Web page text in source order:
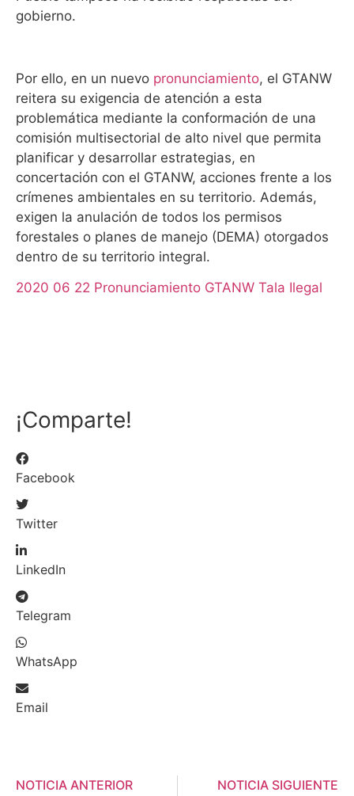
gobierno.
Por ello, en un nuevo pronunciamiento, el GTANW
reitera su exigencia de atención a esta
problemática mediante la conformación de una
comisión multisectorial de alto nivel que permita
planificar y desarrollar estrategias, en
concertación con el GTANW, acciones frente a los
crímenes ambientales en su territorio. Además,
exigen la anulación de todos los permisos
forestales o planes de manejo (DEMA) otorgados
dentro de su territorio integral.
2020 06 22 Pronunciamiento GTANW Tala Ilegal
¡Comparte!
Facebook
Twitter
LinkedIn
Telegram
WhatsApp
Email
NOTICIA ANTERIOR NOTICIA SIGUIENTE